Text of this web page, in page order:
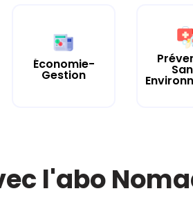
Économie-
Gestion
l'abo